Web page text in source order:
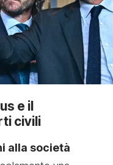
e il
civili
alla società